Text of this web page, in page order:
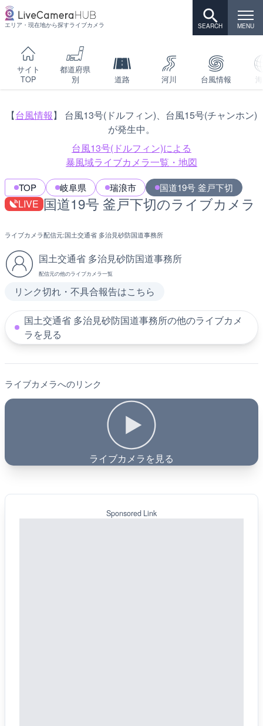
エリア・現在地から探すライブカメラ
サイト
TOP
都道府県
別
道路 河川 台風情報
【台風情報】 台風13号(ドルフィン)、台風15号(チャンホン)
が発生中。
台風13号(ドルフィン)による
暴風域ライブカメラ一覧・地図
TOP 岐阜県 瑞浪市 国道19号 釜戸下切
LIVE 国道19号 釜戸下切のライブカメラ
ライブカメラ配信元:国土交通省 多治見砂防国道事務所
国土交通省 多治見砂防国道事務所
配信元の他のライブカメラ一覧
リンク切れ・不具合報告はこちら
国土交通省 多治見砂防国道事務所の他のライブカメ
ラを見る
ライブカメラへのリンク
ライブカメラを見る
Sponsored Link